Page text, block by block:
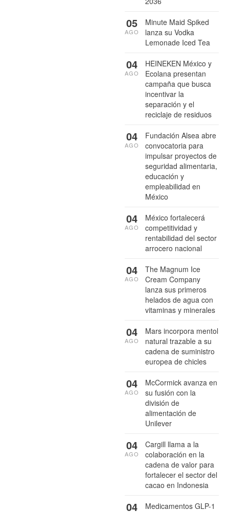
Minute Maid Spiked
lanza su Vodka
Lemonade Iced Tea
05
AGO
HEINEKEN México y
Ecolana presentan
campaña que busca
incentivar la
separación y el
reciclaje de residuos
04
AGO
Fundación Alsea abre
convocatoria para
impulsar proyectos de
seguridad alimentaria,
educación y
empleabilidad en
México
04
AGO
México fortalecerá
competitividad y
rentabilidad del sector
arrocero nacional
04
AGO
The Magnum Ice
Cream Company
lanza sus primeros
helados de agua con
vitaminas y minerales
04
AGO
Mars incorpora mentol
natural trazable a su
cadena de suministro
europea de chicles
04
AGO
McCormick avanza en
su fusión con la
división de
alimentación de
Unilever
04
AGO
Cargill llama a la
colaboración en la
cadena de valor para
fortalecer el sector del
cacao en Indonesia
04
AGO
Medicamentos GLP-1
04